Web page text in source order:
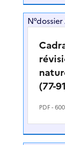
(77-
PDF-